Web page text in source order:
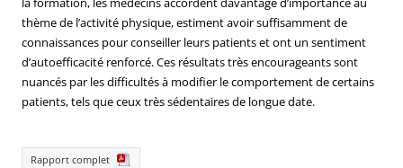
thème de l’activité physique, estiment avoir suffisamment de
connaissances pour conseiller leurs patients et ont un sentiment
d’autoefficacité renforcé. Ces résultats très encourageants sont
nuancés par les difficultés à modifier le comportement de certains
patients, tels que ceux très sédentaires de longue date.
Rapport complet